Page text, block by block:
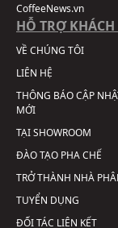
CoffeeNews.vn
HỖ TRỢ
VỀ CHÚNG TÔI
LIÊN HỆ
THÔNG BÁO CẬP
MỚI
TẠI SHOWROOM
ĐÀO TẠO PHA CHẾ
TRỞ THÀNH NHÀ
TUYỂN DỤNG
ĐỐI TÁC LIÊN KẾT